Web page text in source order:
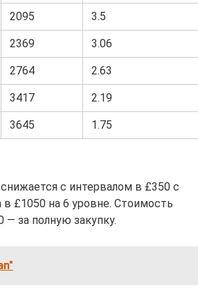
2095 3.5
2369 3.06
2764 2.63
3417 2.19
3645 1.75
с интервалом в £350 с
£1050 на 6 уровне. Стоимость
— за полную закупку.